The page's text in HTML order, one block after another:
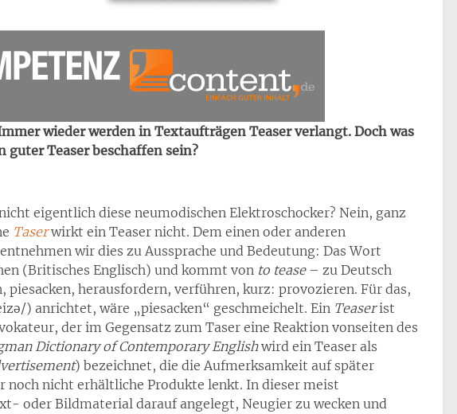
wieder werden in Textaufträgen Teaser verlangt. Doch was
guter Teaser beschaffen sein?
eigentlich diese neumodischen Elektroschocker? Nein, ganz
Taserwirkt ein Teaser nicht. Dem einen oder anderen
wir dies zu Aussprache und Bedeutung: Das Wort
(Britisches Englisch) und kommt von to tease – zu Deutsch
piesacken, herausfordern, verführen, kurz: provozieren. Für das,
) anrichtet, wäre „piesacken“ geschmeichelt. Ein Teaserist
der im Gegensatz zum Taser eine Reaktion vonseiten des
Dictionary of Contemporary Englishwird ein Teaser als
) bezeichnet, die die Aufmerksamkeit auf später
noch nicht erhältliche Produkte lenkt. In dieser meist
oder Bildmaterial darauf angelegt, Neugier zu wecken und